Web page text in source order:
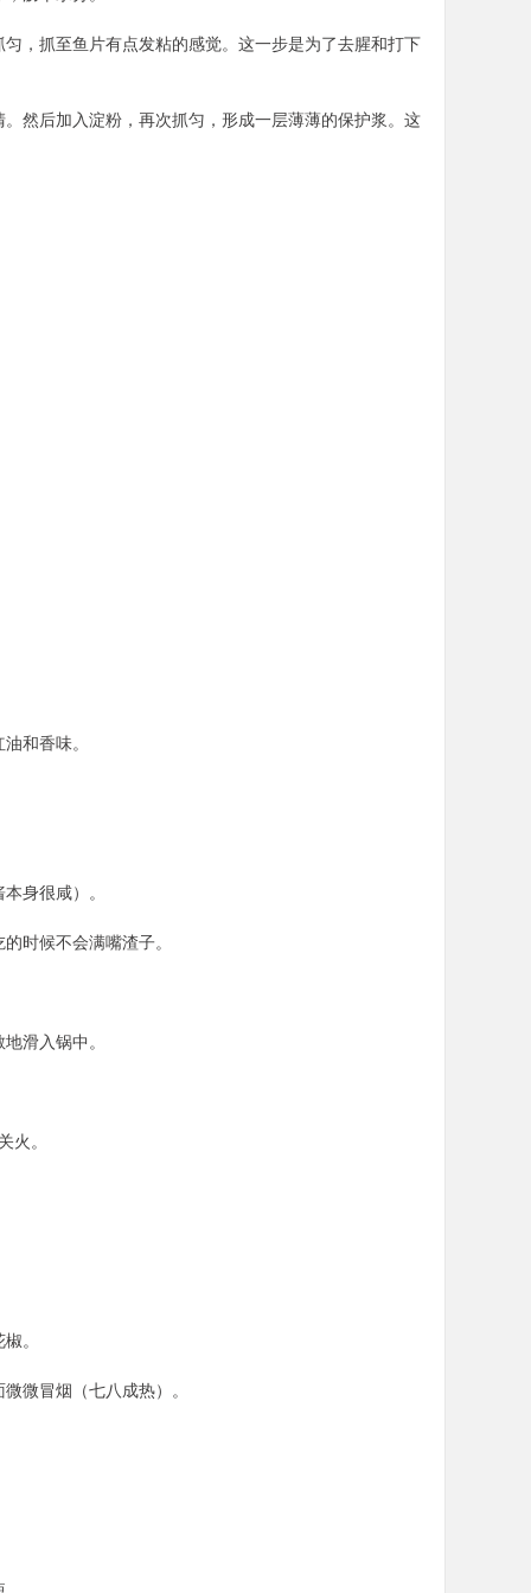
，抓至鱼片有点发粘的感觉。这一步是为了去腥和打下
然后加入淀粉，再次抓匀，形成一层薄薄的保护浆。这
和香味。
身很咸）。
时候不会满嘴渣子。
滑入锅中。
。
。
微冒烟（七八成热）。